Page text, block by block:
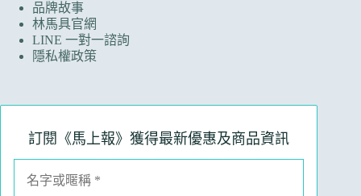
品牌故事
林馬具官網
LINE 一對一諮詢
隱私權政策
訂閱《馬上報》獲得最新優惠及商品資訊